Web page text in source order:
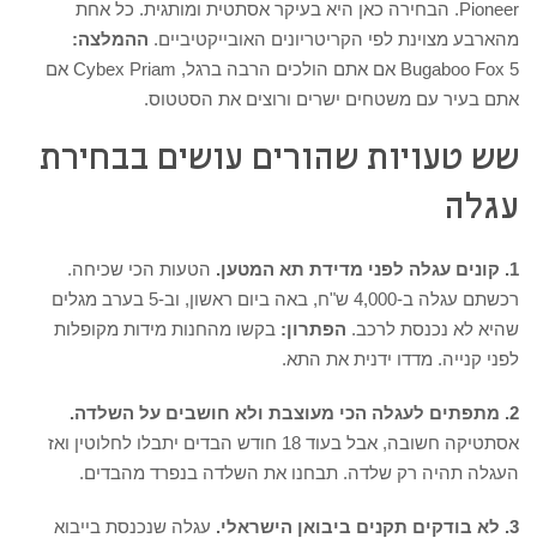
Pioneer. הבחירה כאן היא בעיקר אסתטית ומותגית. כל אחת
מהארבע מצוינת לפי הקריטריונים האובייקטיביים. ההמלצה:
Bugaboo Fox 5 אם אתם הולכים הרבה ברגל, Cybex Priam אם
אתם בעיר עם משטחים ישרים ורוצים את הסטטוס.
שש טעויות שהורים עושים בבחירת
עגלה
1. קונים עגלה לפני מדידת תא המטען.
הטעות הכי שכיחה.
רכשתם עגלה ב-4,000 ש"ח, באה ביום ראשון, וב-5 בערב מגלים
שהיא לא נכנסת לרכב. הפתרון: בקשו מהחנות מידות מקופלות
לפני קנייה. מדדו ידנית את התא.
2. מתפתים לעגלה הכי מעוצבת ולא חושבים על השלדה.
אסתטיקה חשובה, אבל בעוד 18 חודש הבדים יתבלו לחלוטין ואז
העגלה תהיה רק שלדה. תבחנו את השלדה בנפרד מהבדים.
3. לא בודקים תקנים ביבואן הישראלי.
עגלה שנכנסת בייבוא